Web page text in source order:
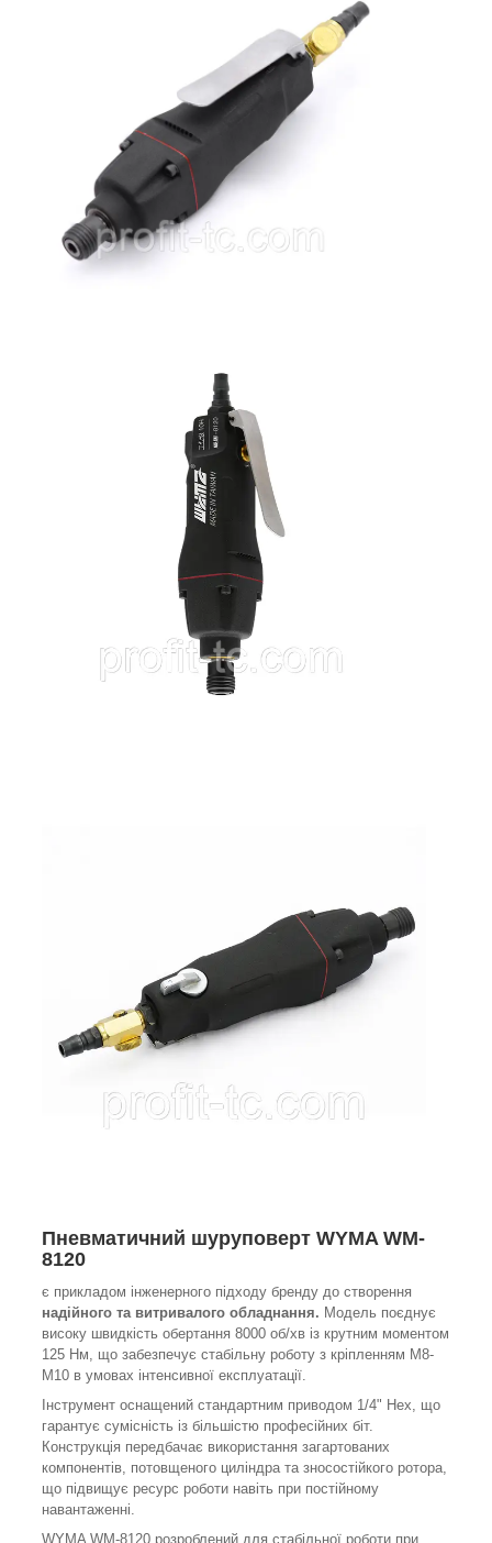
Пневматичний шуруповерт WYMA WM-
8120
є прикладом інженерного підходу бренду до створення
надійного та витривалого обладнання. Модель поєднує
високу швидкість обертання 8000 об/хв із крутним моментом
125 Нм, що забезпечує стабільну роботу з кріпленням М8-
М10 в умовах інтенсивної експлуатації.
Інструмент оснащений стандартним приводом 1/4" Hex, що
гарантує сумісність із більшістю професійних біт.
Конструкція передбачає використання загартованих
компонентів, потовщеного циліндра та зносостійкого ротора,
що підвищує ресурс роботи навіть при постійному
навантаженні.
WYMA WM-8120 розроблений для стабільної роботи при